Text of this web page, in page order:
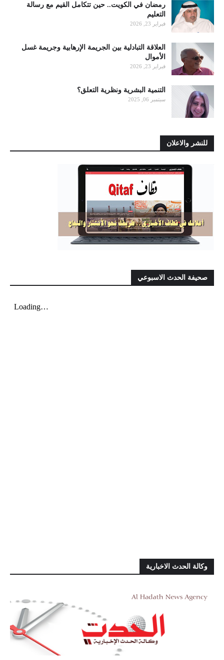
رمضان في الكويت.. حين تتكامل القيم مع رسالة
التعليم
فبراير 23, 2026
العلاقة التبادلية بين الجريمة الإرهابية وجريمة غسل
الأموال
فبراير 23, 2026
التنمية البشرية ونظرية التعلق؟
سبتمبر 06, 2025
للنشر والاعلان
صحيفة الحدث الاسبوعي
وكالة الحدث الاخبارية